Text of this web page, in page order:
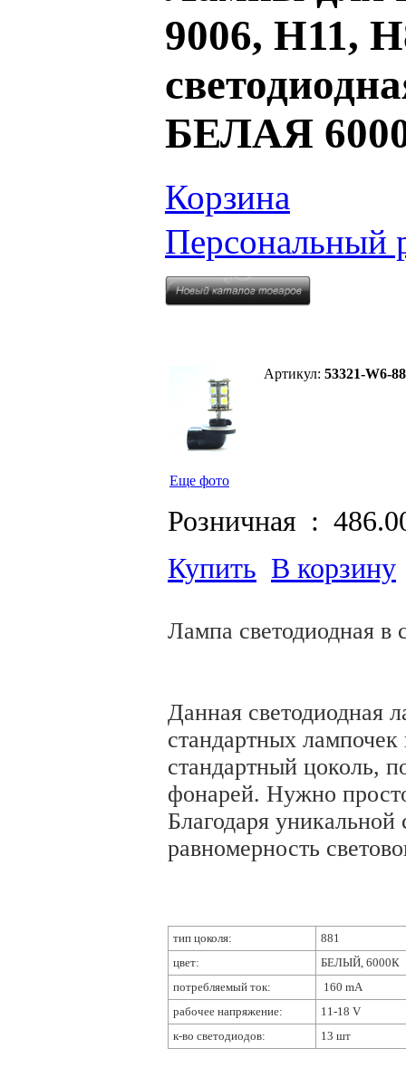
9006, H11,
БЕЛАЯ
Корзина
Персональный
Еще фото
Артикул: 53321-W6-
Розничная :
Купить В корзину
Лампа светодиодная в
Данная светодиодная
стандартных
стандартный цоколь,
фонарей. Нужно
Благодаря уникальной
равномерность
тип цоколя:
881
цвет:
БЕЛЫЙ, 6000К
потребляемый ток:
160 mA
рабочее напряжение:
11-18 V
к-во светодиодов:
13 шт